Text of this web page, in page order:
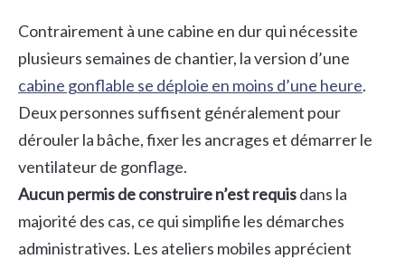
Contrairement à une cabine en dur qui nécessite
plusieurs semaines de chantier, la version d’une
cabine gonflable se déploie en moins d’une heure.
Deux personnes suffisent généralement pour
dérouler la bâche, fixer les ancrages et démarrer le
ventilateur de gonflage.
Aucun permis de construire n’est requisdans la
majorité des cas, ce qui simplifie les démarches
administratives. Les ateliers mobiles apprécient